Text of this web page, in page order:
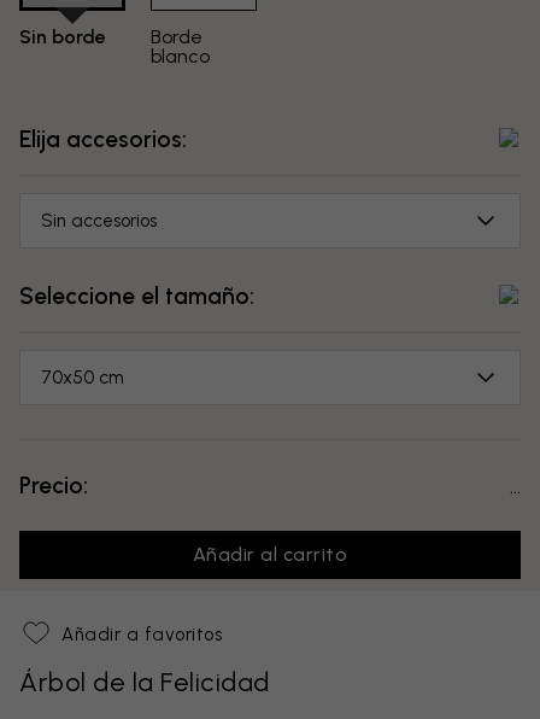
Sin borde
Borde
blanco
Elija accesorios:
Sin accesorios
Seleccione el tamaño:
70x50 cm
Precio:
Añadir al carrito
Añadir a favoritos
Árbol de la Felicidad